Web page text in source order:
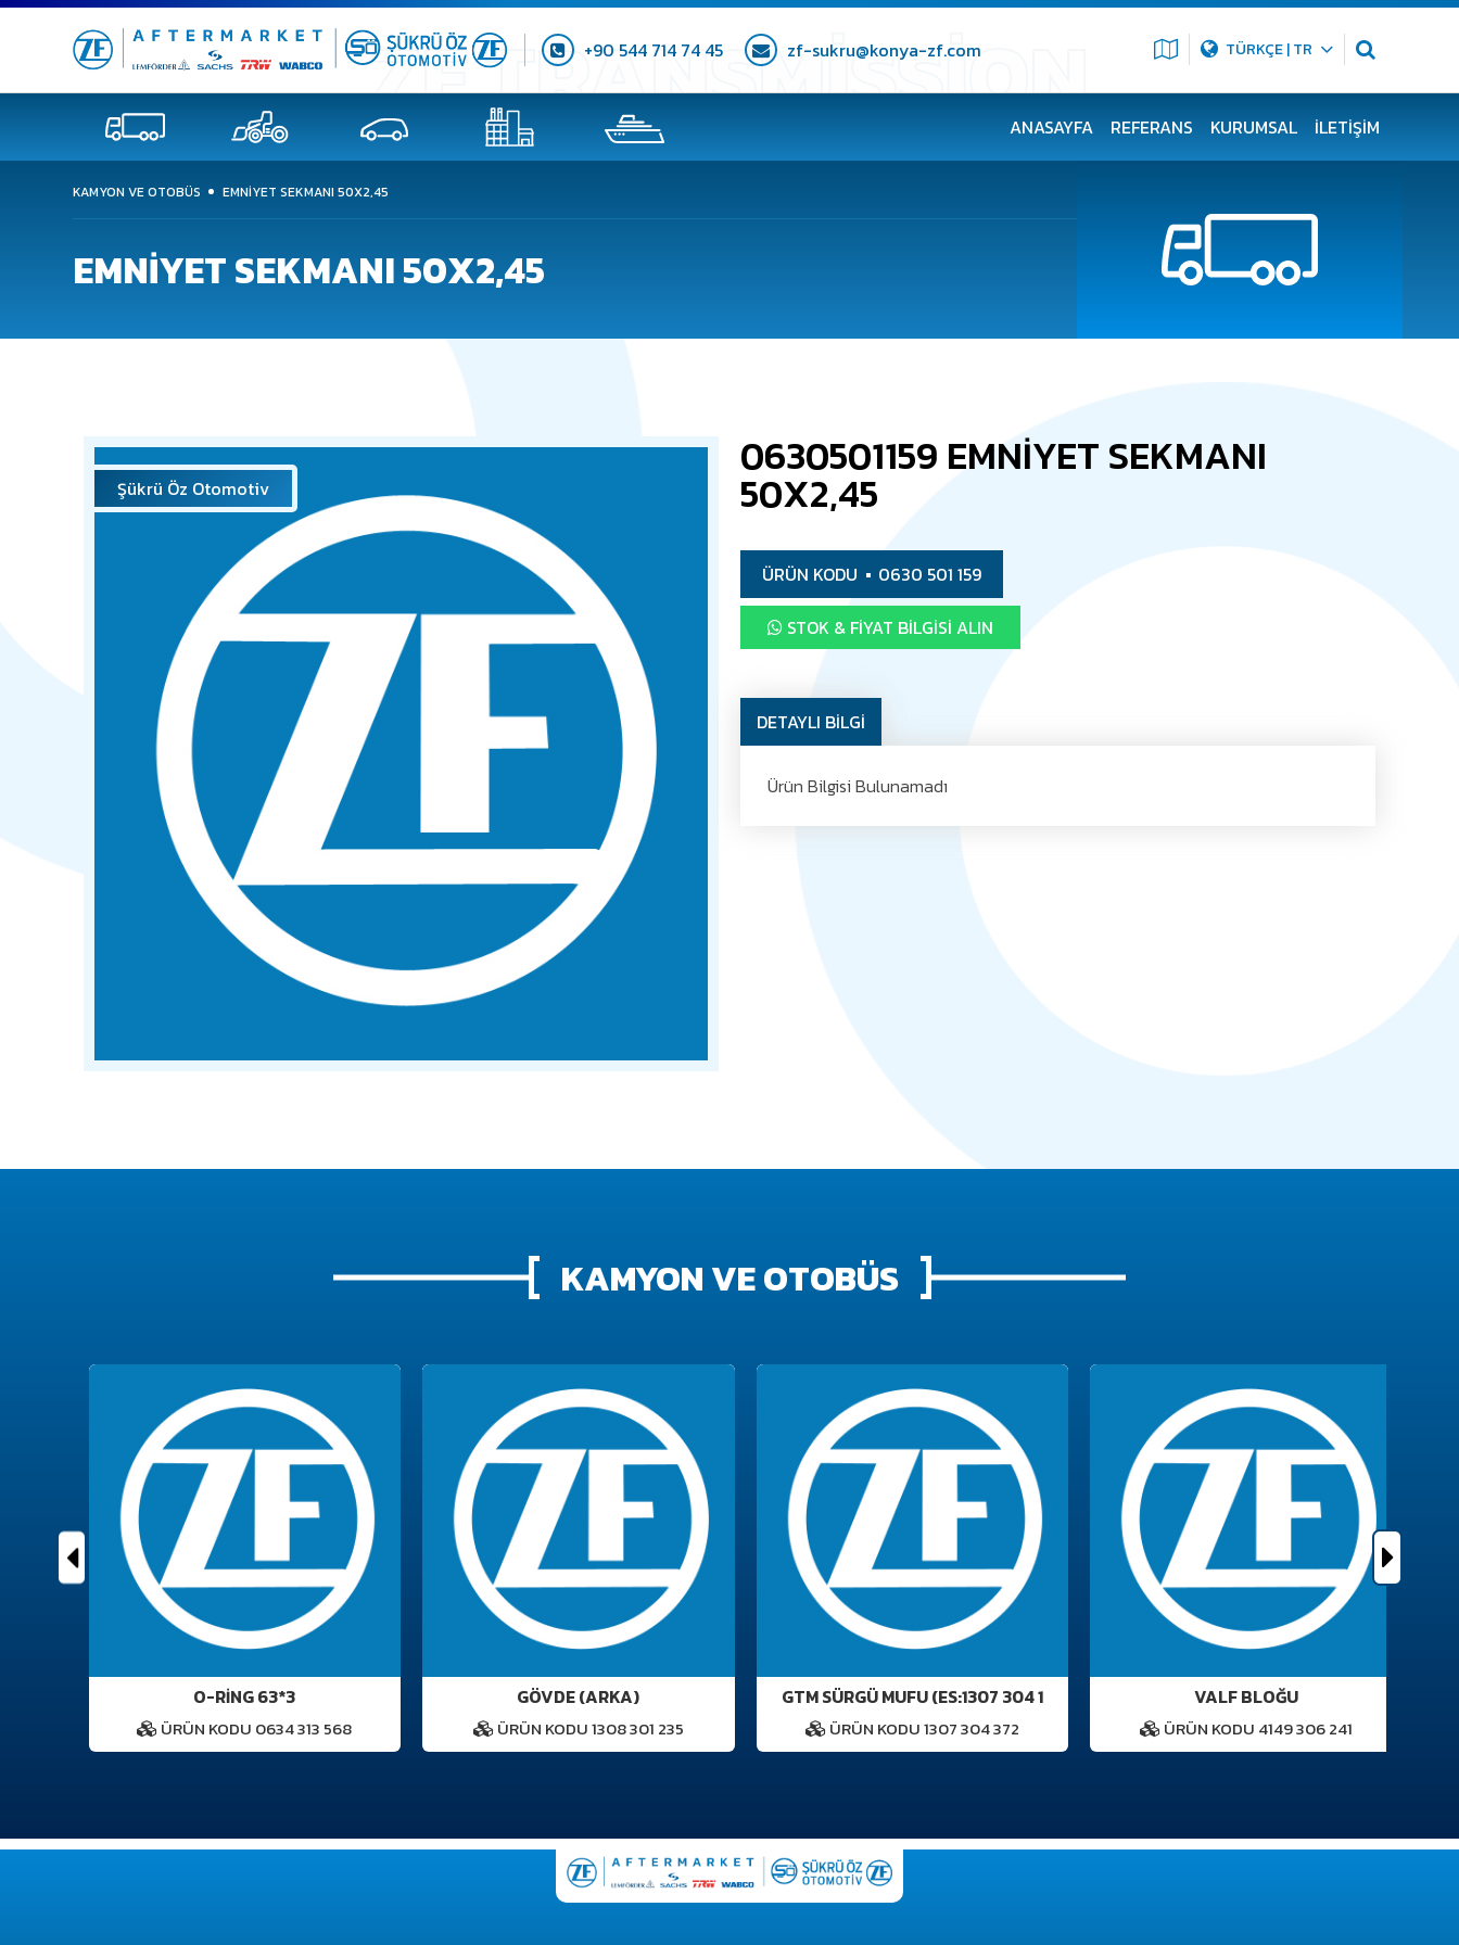
+90 544 714 74 45 zf-sukru@konya-zf.com TÜRKÇE | TR
ANASAYFA REFERANS KURUMSAL İLETIŞIM
KAMYON VE OTOBÜS EMNİYET SEKMANI 50X2,45
EMNİYET SEKMANI 50X2,45
Şükrü Öz Otomotiv
0630501159 EMNİYET SEKMANI
50X2,45
ÜRÜN KODU 0630 501 159
STOK & FIYAT BILGISI ALIN
DETAYLI BİLGİ
Ürün Bilgisi Bulunamadı
KAMYON VE OTOBÜS
O-RİNG 63*3
ÜRÜN KODU 0634 313 568
GÖVDE (ARKA)
ÜRÜN KODU 1308 301 235
GTM SÜRGÜ MUFU (ES:1307 304 1
ÜRÜN KODU 1307 304 372
VALF BLOĞU
ÜRÜN KODU 4149 306 241